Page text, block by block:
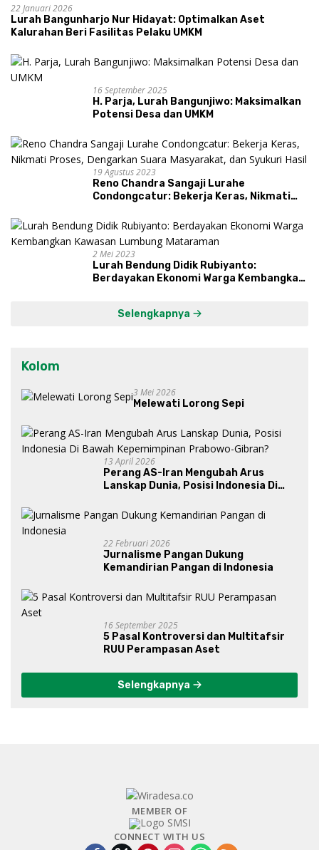
22 Januari 2026
Lurah Bangunharjo Nur Hidayat: Optimalkan Aset
Kalurahan Beri Fasilitas Pelaku UMKM
16 September 2025
H. Parja, Lurah Bangunjiwo: Maksimalkan
Potensi Desa dan UMKM
19 Agustus 2023
Reno Chandra Sangaji Lurahe
Condongcatur: Bekerja Keras, Nikmati
dan Syukuri Hasil
2 Mei 2023
Lurah Bendung Didik Rubiyanto:
Berdayakan Ekonomi Warga Kembangkan
Selengkapnya
Kolom
3 Mei 2026
Melewati Lorong Sepi
13 April 2026
Perang AS-Iran Mengubah Arus
Lanskap Dunia, Posisi Indonesia Di
Gibran?
22 Februari 2026
Jurnalisme Pangan Dukung
Kemandirian Pangan di Indonesia
16 September 2025
5 Pasal Kontroversi dan Multitafsir
RUU Perampasan Aset
Selengkapnya
MEMBER OF
CONNECT WITH US